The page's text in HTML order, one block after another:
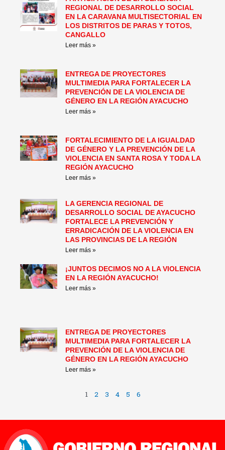
REGIONAL DE DESARROLLO SOCIAL
EN LA CARAVANA MULTISECTORIAL EN
LOS DISTRITOS DE PARAS Y TOTOS,
CANGALLO
Leer más »
ENTREGA DE PROYECTORES
MULTIMEDIA PARA FORTALECER LA
PREVENCIÓN DE LA VIOLENCIA DE
GÉNERO EN LA REGIÓN AYACUCHO
Leer más »
FORTALECIMIENTO DE LA IGUALDAD
DE GÉNERO Y LA PREVENCIÓN DE LA
VIOLENCIA EN SANTA ROSA Y TODA LA
REGIÓN AYACUCHO
Leer más »
LA GERENCIA REGIONAL DE
DESARROLLO SOCIAL DE AYACUCHO
FORTALECE LA PREVENCIÓN Y
ERRADICACIÓN DE LA VIOLENCIA EN
LAS PROVINCIAS DE LA REGIÓN
Leer más »
¡JUNTOS DECIMOS NO A LA VIOLENCIA
EN LA REGIÓN AYACUCHO!
Leer más »
ENTREGA DE PROYECTORES
MULTIMEDIA PARA FORTALECER LA
PREVENCIÓN DE LA VIOLENCIA DE
GÉNERO EN LA REGIÓN AYACUCHO
Leer más »
1 2 3 4 5 6